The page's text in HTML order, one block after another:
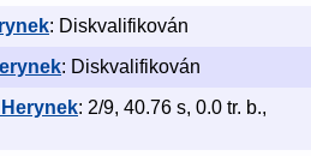
: Diskvalifikován
: Diskvalifikován
: 2/9, 40.76 s, 0.0 tr. b.,